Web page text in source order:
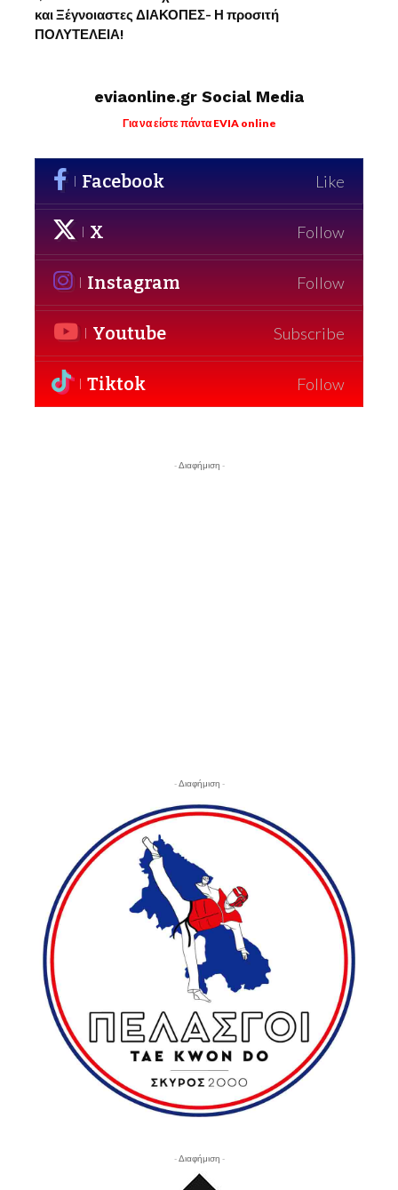
και Ξέγνοιαστες ΔΙΑΚΟΠΕΣ- Η προσιτή
ΠΟΛΥΤΕΛΕΙΑ!
eviaonline.gr Social Media
Για να είστε πάντα EVIA online
Facebook Like
X Follow
Instagram Follow
Youtube Subscribe
Tiktok Follow
- Διαφήμιση -
- Διαφήμιση -
- Διαφήμιση -